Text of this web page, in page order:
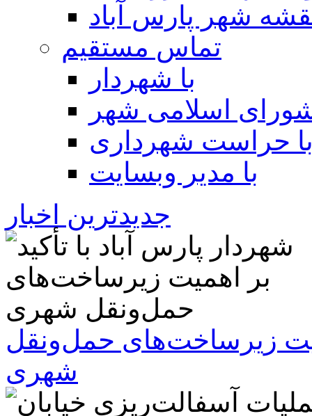
شهر پارس آباد
تماس مستقیم
با شهردار
اسلامی شهر
حراست شهرداری
با مدیر وبسایت
جدیدترین اخبار
زیرساخت‌های حمل‌ونقل
شهری